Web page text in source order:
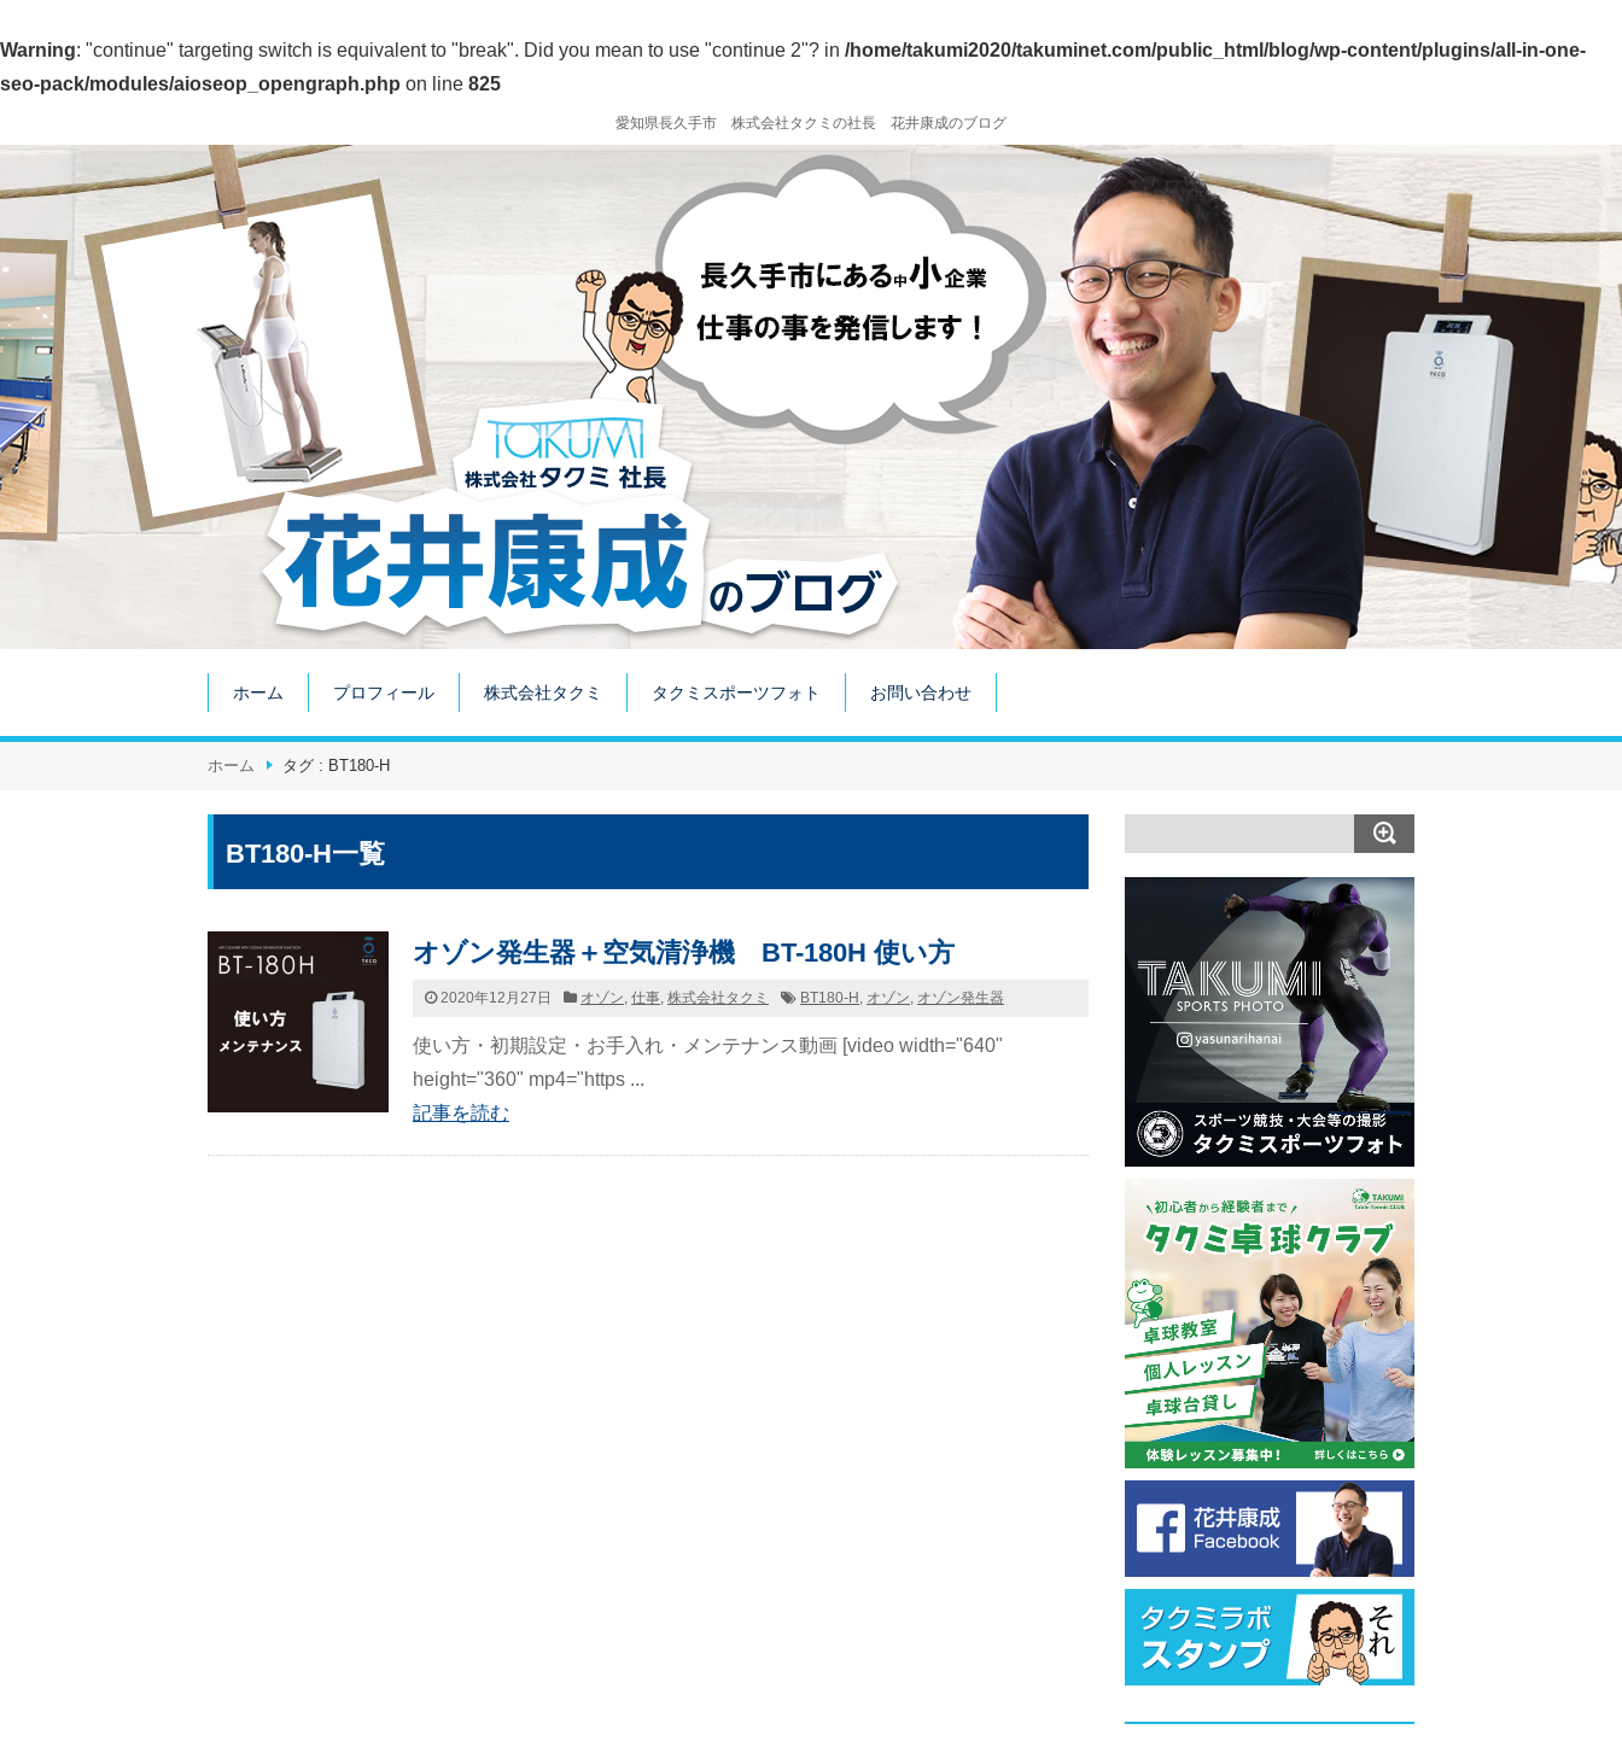
Warning: "continue" targeting switch is equivalent to "break". Did you mean to use "continue 2"? in /home/takumi2020/takuminet.com/public_html/blog/wp-content/plugins/all-in-one-
seo-pack/modules/aioseop_opengraph.php on line 825
愛知県長久手市 株式会社タクミの社長 花井康成のブログ
ホーム プロフィール 株式会社タクミ タクミスポーツフォト お問い合わせ
ホーム タグ : BT180-H
BT180-H一覧
オゾン発生器＋空気清浄機 BT-180H 使い方
2020年12月27日 オゾン, 仕事, 株式会社タクミ BT180-H , オゾン, オゾン発生器
使い方・初期設定・お手入れ・メンテナンス動画 [video width="640"
height="360" mp4="https ...
記事を読む